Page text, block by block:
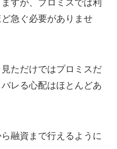
すが、プロミスでは利
急ぐ必要がありませ
ただけではプロミスだ
レる心配はほとんどあ
融資まで行えるように